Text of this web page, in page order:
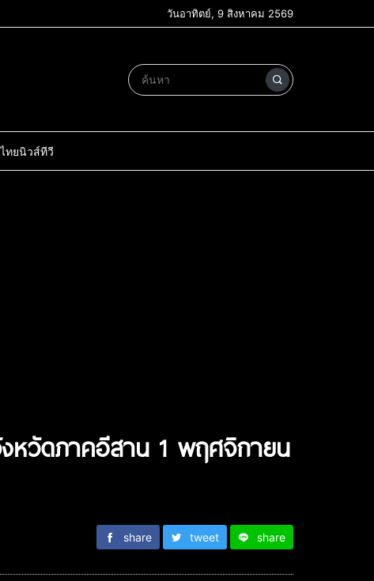
วันอาทิตย์, 9 สิงหาคม 2569
ทยนิวส์ทีวี
งหวัดภาคอีสาน 1 พฤศจิกายน
share tweet share